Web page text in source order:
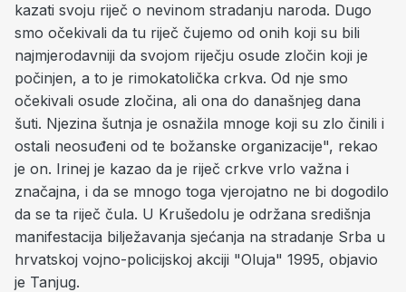
kazati svoju riječ o nevinom stradanju naroda. Dugo
smo očekivali da tu riječ čujemo od onih koji su bili
najmjerodavniji da svojom riječju osude zločin koji je
počinjen, a to je rimokatolička crkva. Od nje smo
očekivali osude zločina, ali ona do današnjeg dana
šuti. Njezina šutnja je osnažila mnoge koji su zlo činili i
ostali neosuđeni od te božanske organizacije", rekao
je on. Irinej je kazao da je riječ crkve vrlo važna i
značajna, i da se mnogo toga vjerojatno ne bi dogodilo
da se ta riječ čula. U Krušedolu je održana središnja
manifestacija bilježavanja sjećanja na stradanje Srba u
hrvatskoj vojno-policijskoj akciji "Oluja" 1995, objavio
je Tanjug.